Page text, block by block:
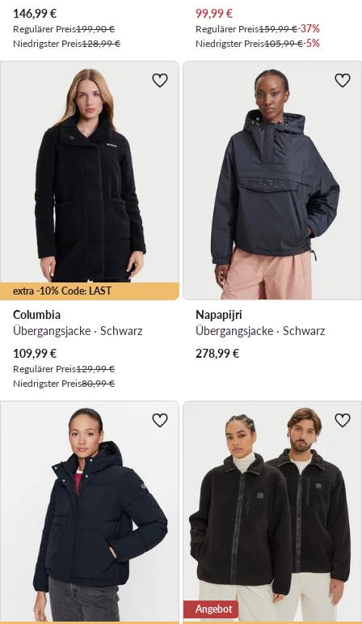
Aktueller Preis
146,99€
Regulärer Preis199,90 €
Niedrigster Preis128,99 €
Aktueller Preis
99,99€
Regulärer Preis159,99 €-37%
Niedrigster Preis105,99 €-5%
extra -10% Code: LAST
Columbia
Übergangsjacke · Schwarz
Aktueller Preis
109,99€
Regulärer Preis129,99 €
Niedrigster Preis80,99 €
Napapijri
Übergangsjacke · Schwarz
278,99€
Angebot